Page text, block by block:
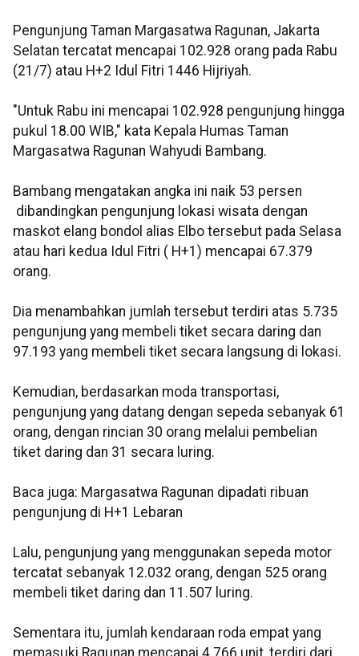
Pengunjung Taman Margasatwa Ragunan, Jakarta
Selatan tercatat mencapai 102.928 orang pada Rabu
(21/7) atau H+2 Idul Fitri 1446 Hijriyah.
"Untuk Rabu ini mencapai 102.928 pengunjung hingga
pukul 18.00 WIB," kata Kepala Humas Taman
Margasatwa Ragunan Wahyudi Bambang.
Bambang mengatakan angka ini naik 53 persen
dibandingkan pengunjung lokasi wisata dengan
maskot elang bondol alias Elbo tersebut pada Selasa
atau hari kedua Idul Fitri ( H+1) mencapai 67.379
orang.
Dia menambahkan jumlah tersebut terdiri atas 5.735
pengunjung yang membeli tiket secara daring dan
97.193 yang membeli tiket secara langsung di lokasi.
Kemudian, berdasarkan moda transportasi,
pengunjung yang datang dengan sepeda sebanyak 61
orang, dengan rincian 30 orang melalui pembelian
tiket daring dan 31 secara luring.
Baca juga: Margasatwa Ragunan dipadati ribuan
pengunjung di H+1 Lebaran
Lalu, pengunjung yang menggunakan sepeda motor
tercatat sebanyak 12.032 orang, dengan 525 orang
membeli tiket daring dan 11.507 luring.
Sementara itu, jumlah kendaraan roda empat yang